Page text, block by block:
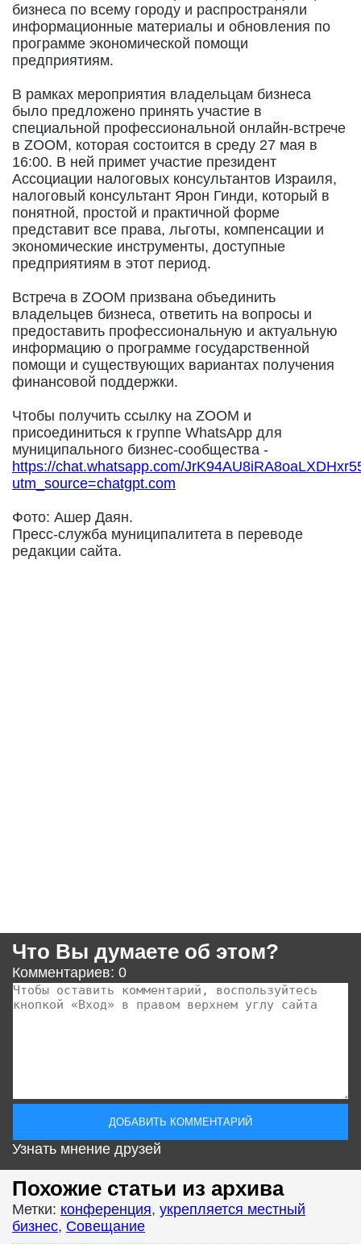
бизнеса по всему городу и распространяли
информационные материалы и обновления по
программе экономической помощи
предприятиям.
В рамках мероприятия владельцам бизнеса
было предложено принять участие в
специальной профессиональной онлайн-встрече
в ZOOM, которая состоится в среду 27 мая в
16:00. В ней примет участие президент
Ассоциации налоговых консультантов Израиля,
налоговый консультант Ярон Гинди, который в
понятной, простой и практичной форме
представит все права, льготы, компенсации и
экономические инструменты, доступные
предприятиям в этот период.
Встреча в ZOOM призвана объединить
владельцев бизнеса, ответить на вопросы и
предоставить профессиональную и актуальную
информацию о программе государственной
помощи и существующих вариантах получения
финансовой поддержки.
Чтобы получить ссылку на ZOOM и
присоединиться к группе WhatsApp для
муниципального бизнес-сообщества -
https://chat.whatsapp.com/
utm_source=chatgpt.com
Фото: Ашер Даян.
Пресс-служба муниципалитета в переводе
редакции сайта.
Что Вы думаете об этом?
Комментариев: 0
Узнать мнение друзей
Похожие статьи из архива
Метки: конференция, укрепляется местный
бизнес, Совещание